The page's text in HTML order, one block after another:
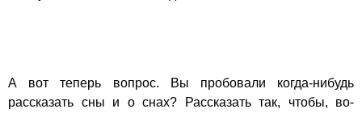
А вот теперь вопрос. Вы пробовали когда-нибудь
рассказать сны и о снах? Рассказать так, чтобы, во-